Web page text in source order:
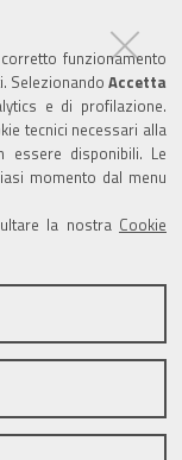
funzionamento
Selezionando Accetta
e di profilazione.
tecnici necessari alla
essere disponibili. Le
momento dal menu
la nostra Cookie